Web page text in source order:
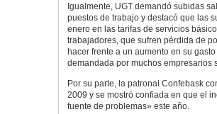
Igualmente, UGT demandó subidas
puestos de trabajo y destacó que las
enero en las tarifas de servicios
trabajadores, que sufren pérdida de
hacer frente a un aumento en su
demandada por muchos empresarios
Por su parte, la patronal Confebask
2009 y se mostró confiada en que el
fuente de problemas» este año.